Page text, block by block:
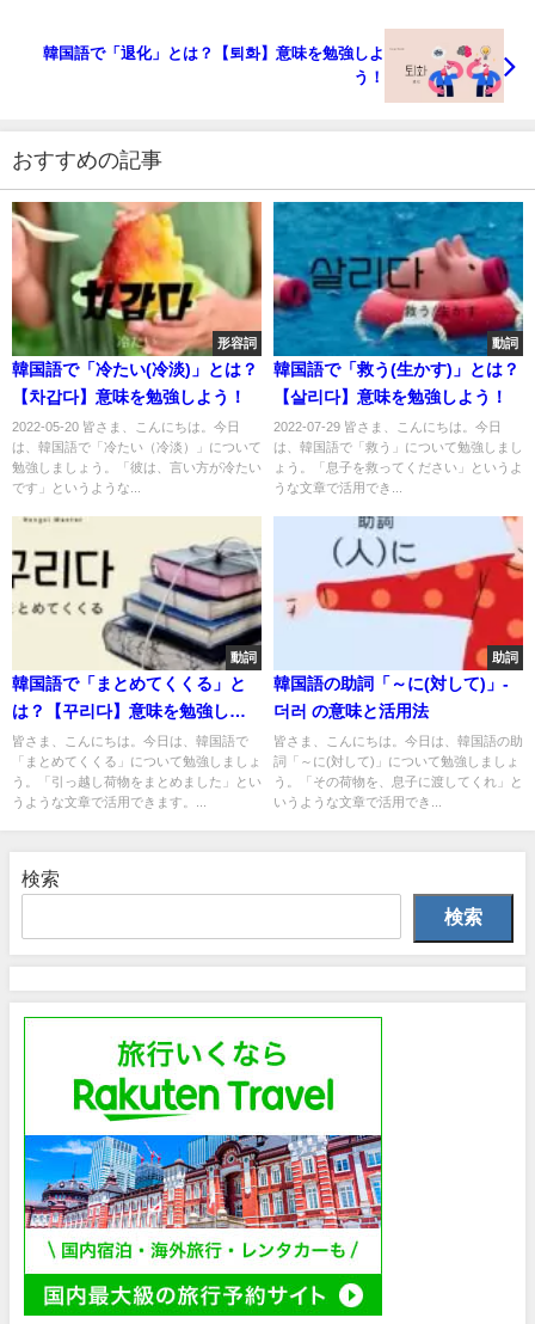
韓国語で「退化」とは？【퇴화】意味を勉強しよ
う！
おすすめの記事
形容詞
韓国語で「冷たい(冷淡)」とは？
【차갑다】意味を勉強しよう！
2022-05-20 皆さま、こんにちは。今日
は、韓国語で「冷たい（冷淡）」について
勉強しましょう。「彼は、言い方が冷たい
です」というような...
動詞
韓国語で「救う(生かす)」とは？
【살리다】意味を勉強しよう！
2022-07-29 皆さま、こんにちは。今日
は、韓国語で「救う」について勉強しまし
ょう。「息子を救ってください」というよ
うな文章で活用でき...
動詞
韓国語で「まとめてくくる」と
は？【꾸리다】意味を勉強しよ
う！
皆さま、こんにちは。今日は、韓国語で
「まとめてくくる」について勉強しましょ
う。「引っ越し荷物をまとめました」とい
うような文章で活用できます。...
助詞
韓国語の助詞「～に(対して)」-
더러 の意味と活用法
皆さま、こんにちは。今日は、韓国語の助
詞「～に(対して)」について勉強しましょ
う。「その荷物を、息子に渡してくれ」と
いうような文章で活用でき...
検索
検索